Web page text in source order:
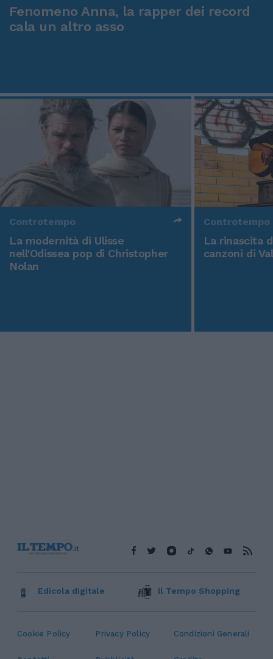
Fenomeno Anna, la rapper dei record
cala un altro asso
Controtempo
La modernità di Ulisse
nell'Odissea pop di Christopher
Nolan
Controtempo
La rinascita
canzoni di
Cookie Policy Privacy Policy Condizioni Generali
Edicola digitale Il Tempo Shopping